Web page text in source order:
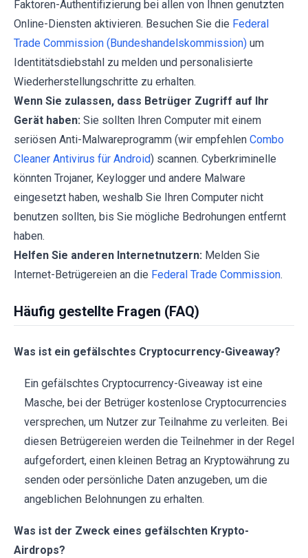
Faktoren-Authentifizierung bei allen von Ihnen genutzten
Online-Diensten aktivieren. Besuchen Sie die Federal
Trade Commission (Bundeshandelskommission) um
Identitätsdiebstahl zu melden und personalisierte
Wiederherstellungschritte zu erhalten.
Wenn Sie zulassen, dass Betrüger Zugriff auf Ihr
Gerät haben: Sie sollten Ihren Computer mit einem
seriösen Anti-Malwareprogramm (wir empfehlen Combo
Cleaner Antivirus für Android) scannen. Cyberkriminelle
könnten Trojaner, Keylogger und andere Malware
eingesetzt haben, weshalb Sie Ihren Computer nicht
benutzen sollten, bis Sie mögliche Bedrohungen entfernt
haben.
Helfen Sie anderen Internetnutzern: Melden Sie
Internet-Betrügereien an die Federal Trade Commission.
Häufig gestellte Fragen (FAQ)
Was ist ein gefälschtes Cryptocurrency-Giveaway?
Ein gefälschtes Cryptocurrency-Giveaway ist eine
Masche, bei der Betrüger kostenlose Cryptocurrencies
versprechen, um Nutzer zur Teilnahme zu verleiten. Bei
diesen Betrügereien werden die Teilnehmer in der Regel
aufgefordert, einen kleinen Betrag an Kryptowährung zu
senden oder persönliche Daten anzugeben, um die
angeblichen Belohnungen zu erhalten.
Was ist der Zweck eines gefälschten Krypto-
Airdrops?